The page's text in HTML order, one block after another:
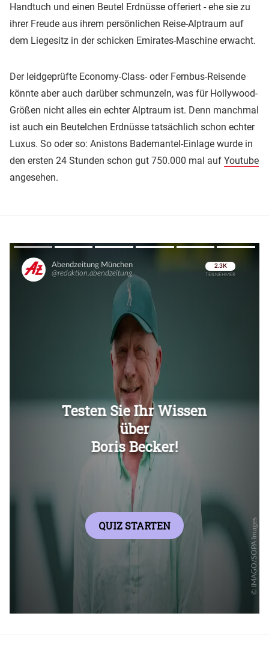
Handtuch und einen Beutel Erdnüsse offeriert - ehe sie zu
ihrer Freude aus ihrem persönlichen Reise-Alptraum auf
dem Liegesitz in der schicken Emirates-Maschine erwacht.
Der leidgeprüfte Economy-Class- oder Fernbus-Reisende
könnte aber auch darüber schmunzeln, was für Hollywood-
Größen nicht alles ein echter Alptraum ist. Denn manchmal
ist auch ein Beutelchen Erdnüsse tatsächlich schon echter
Luxus. So oder so: Anistons Bademantel-Einlage wurde in
den ersten 24 Stunden schon gut 750.000 mal auf Youtube
angesehen.
Überspringen